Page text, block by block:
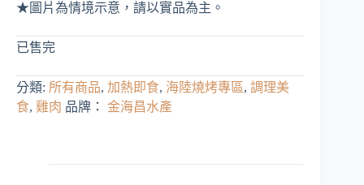
★圖片為情境示意，請以實品為主。
已售完
分類: 所有商品, 加熱即食, 海陸燒烤專區, 調理美
食, 雞肉 品牌： 金海昌水產